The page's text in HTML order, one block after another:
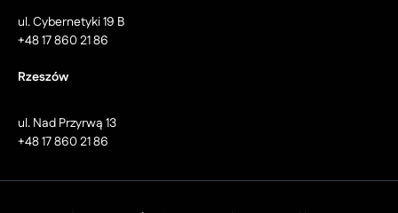
ul. Cybernetyki 19 B
+48 17 860 21 86
Rzeszów
ul. Nad Przyrwą 13
+48 17 860 21 86